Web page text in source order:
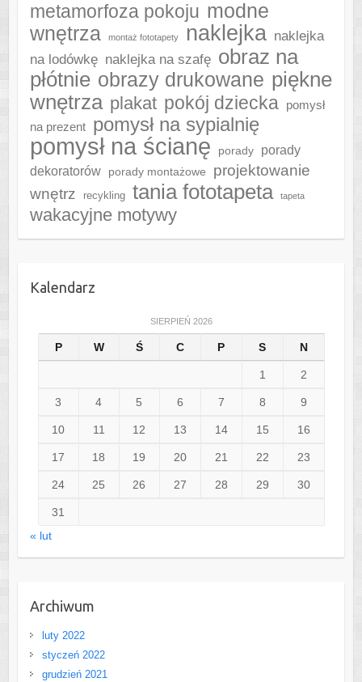
metamorfoza pokoju modne
wnętrza
montaż fototapety naklejka naklejka
na lodówkę naklejka na szafę obraz na
płótnie obrazy drukowane piękne
wnętrza plakat pokój dziecka pomysł
na prezent pomysł na sypialnię
pomysł na ścianę porady
porady
dekoratorów
porady montażowe
projektowanie
wnętrz
recykling tania fototapeta tapeta
wakacyjne motywy
Kalendarz
SIERPIEŃ 2026
P W Ś C P S N
1 2
3 4 5 6 7 8 9
10 11 12 13 14 15 16
17 18 19 20 21 22 23
24 25 26 27 28 29 30
31
« lut
Archiwum
luty 2022
styczeń 2022
grudzień 2021